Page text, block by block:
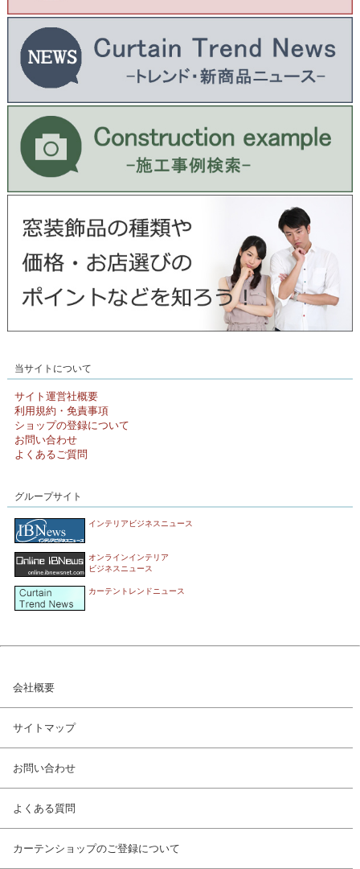
当サイトについて
サイト運営社概要
利用規約・免責事項
ショップの登録について
お問い合わせ
よくあるご質問
グループサイト
インテリアビジネスニュース
オンラインインテリア
ビジネスニュース
カーテントレンドニュース
会社概要
サイトマップ
お問い合わせ
よくある質問
カーテンショップのご登録について